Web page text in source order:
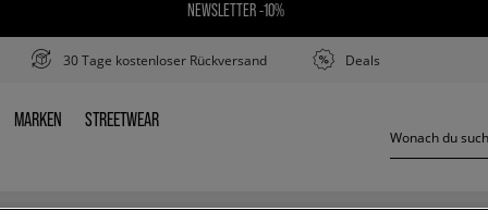
NEWSLETTER -10%
30 Tage kostenloser Rückversand Deals
MARKEN
MARKEN STREETWEAR
STREETWEAR